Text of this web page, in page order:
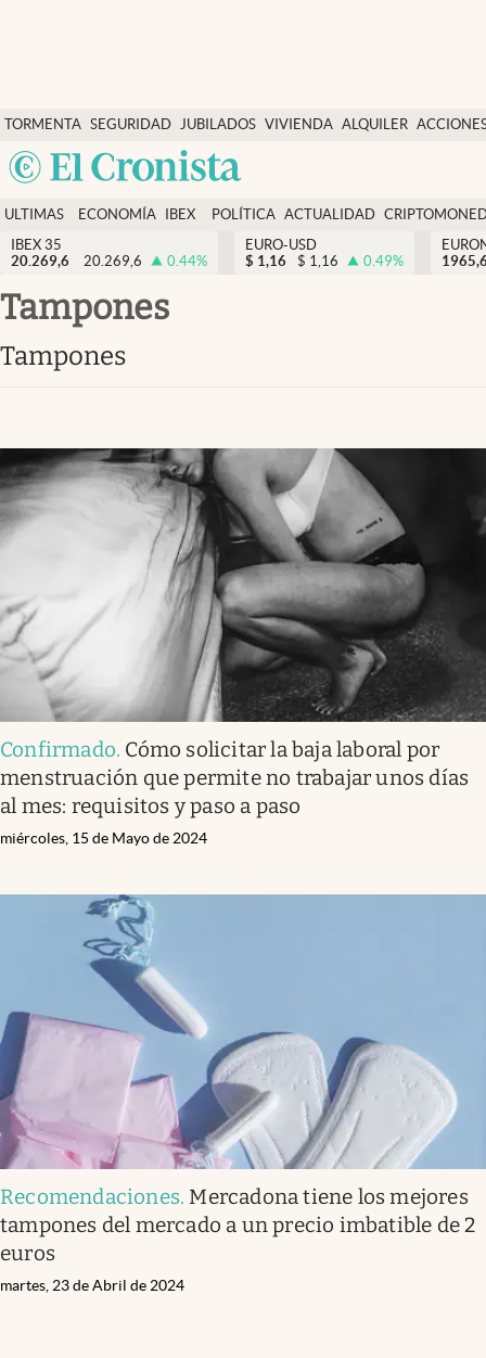
TORMENTA SEGURIDAD
SOCIAL
JUBILADOS VIVIENDA ALQUILER
USA
Economía y finanzas
Política
Actualidad
Criptomonedas
España
ULTIMAS
NOTICIAS
ECONOMÍA
FINANZAS
IBEX
EURO
POLÍTICA ACTUALIDAD
IBEX 35
20.269,6
20.269,6 0.44%
EURO-USD
$ 1,16 $ 1,16 0.49%
tampones
tampones
Confirmado. Cómo solicitar la baja laboral por
menstruación que permite no trabajar unos días
al mes: requisitos y paso a paso
miércoles, 15 de Mayo de 2024
Recomendaciones. Mercadona tiene los mejores
tampones del mercado a un precio imbatible de 2
euros
martes, 23 de Abril de 2024